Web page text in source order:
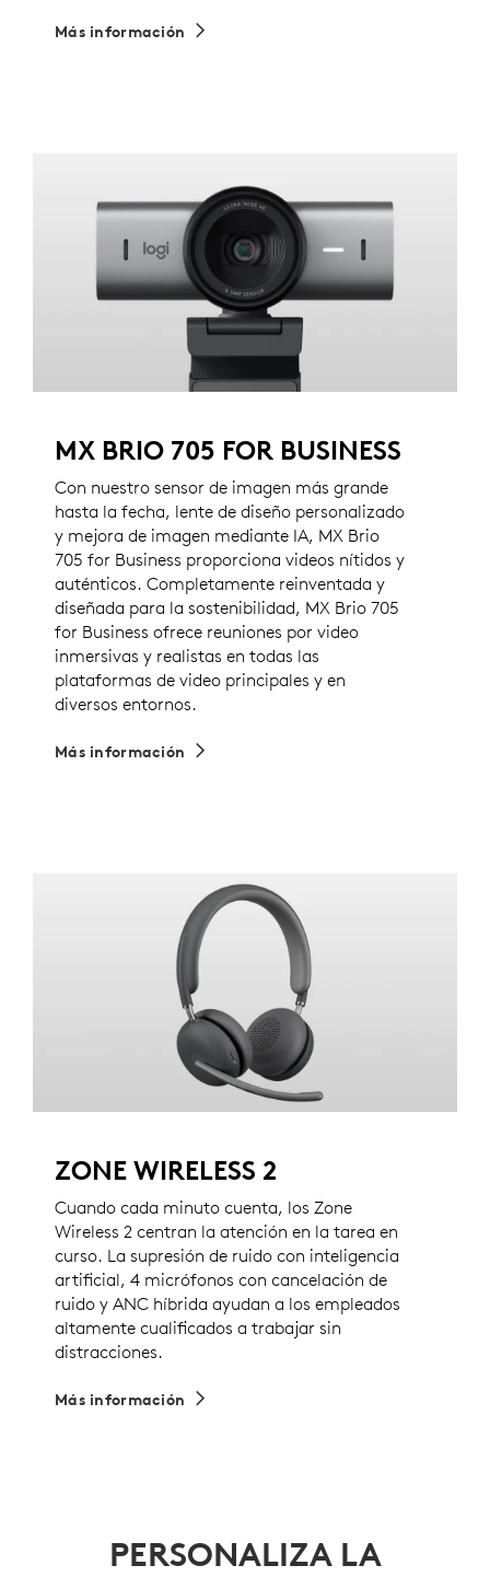
Más información
MX BRIO 705 FOR BUSINESS
Con nuestro sensor de imagen más grande
hasta la fecha, lente de diseño personalizado
y mejora de imagen mediante IA, MX Brio
705 for Business proporciona videos nítidos y
auténticos. Completamente reinventada y
diseñada para la sostenibilidad, MX Brio 705
for Business ofrece reuniones por video
inmersivas y realistas en todas las
plataformas de video principales y en
diversos entornos.
Más información
ZONE WIRELESS 2
Cuando cada minuto cuenta, los Zone
Wireless 2 centran la atención en la tarea en
curso. La supresión de ruido con inteligencia
artificial, 4 micrófonos con cancelación de
ruido y ANC híbrida ayudan a los empleados
altamente cualificados a trabajar sin
distracciones.
Más información
PERSONALIZA LA